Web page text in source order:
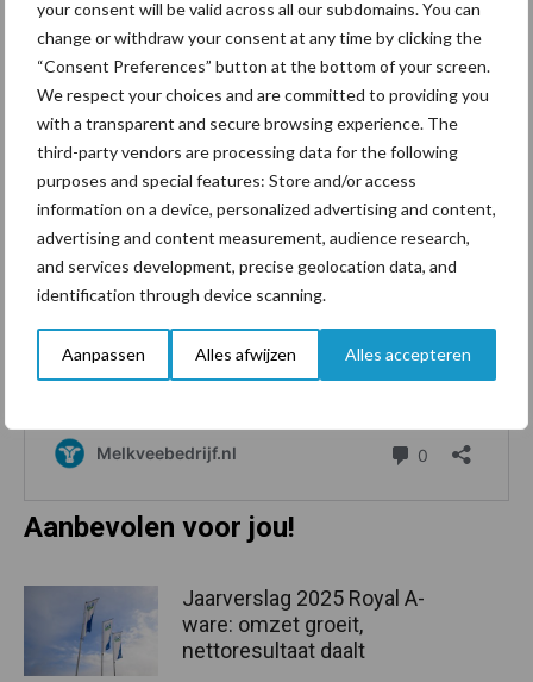
your consent will be valid across all our subdomains. You can
change or withdraw your consent at any time by clicking the
“Consent Preferences” button at the bottom of your screen.
We respect your choices and are committed to providing you
with a transparent and secure browsing experience. The
third-party vendors are processing data for the following
purposes and special features: Store and/or access
information on a device, personalized advertising and content,
advertising and content measurement, audience research,
and services development, precise geolocation data, and
identification through device scanning.
Aanpassen Alles afwijzen Alles accepteren
Bron:RVO
Meer weten over mest uitrijden? Lees hier wanneer je mest mag
uitrijden in 2022.
Aanbevolen voor jou!
Jaarverslag 2025 Royal A-
ware: omzet groeit,
nettoresultaat daalt